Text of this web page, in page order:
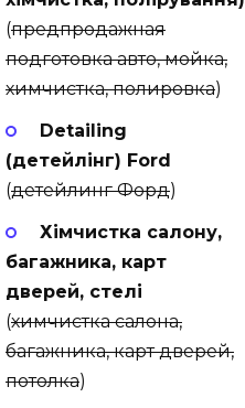
(предпродажная
подготовка авто, мойка,
химчистка, полировка)
Detailing
(детейлінг) Ford
(детейлинг Форд)
Хімчистка салону,
багажника, карт
дверей, стелі
(химчистка салона,
багажника, карт дверей,
потолка)